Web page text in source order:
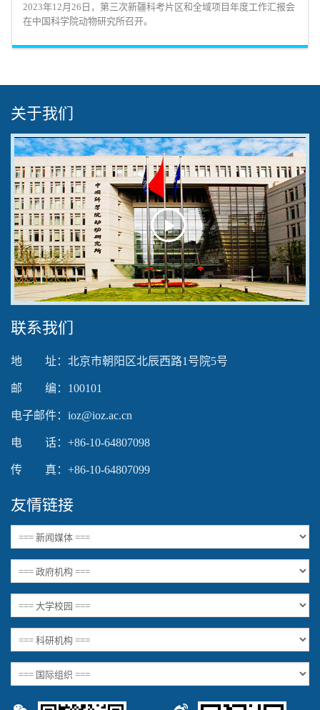
2023年12月26日，第三次新疆科考片区和全域项目年度工作汇报会
在中国科学院动物研究所召开。
关于我们
Play
Video
联系我们
地 址：北京市朝阳区北辰西路1号院5号
邮 编：100101
电子邮件：ioz@ioz.ac.cn
电 话：+86-10-64807098
传 真：+86-10-64807099
友情链接